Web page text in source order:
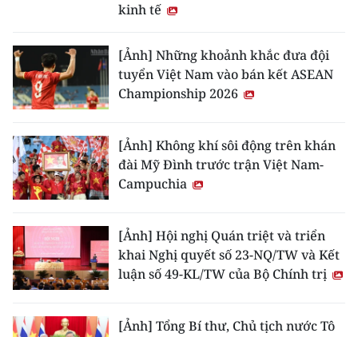
kinh tế
[Ảnh] Những khoảnh khắc đưa đội
tuyển Việt Nam vào bán kết ASEAN
Championship 2026
[Ảnh] Không khí sôi động trên khán
đài Mỹ Đình trước trận Việt Nam-
Campuchia
[Ảnh] Hội nghị Quán triệt và triển
khai Nghị quyết số 23-NQ/TW và Kết
luận số 49-KL/TW của Bộ Chính trị
[Ảnh] Tổng Bí thư, Chủ tịch nước Tô